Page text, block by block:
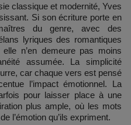
Si son écriture porte en
du genre, avec des
lyriques des romantiques
n’en demeure pas moins
assumée. La simplicité
car chaque vers est pensé
l’impact émotionnel. La
pour laisser place à une
plus ample, où les mots
l’émotion qu’ils expriment.